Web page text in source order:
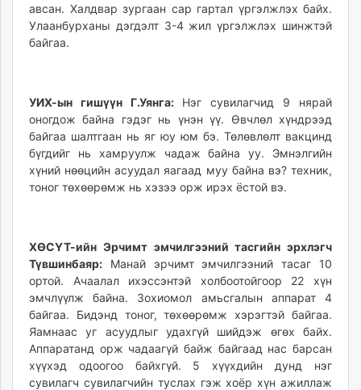
авсан. Халдвар зургаан сар гартал үргэлжлэх байх.
Улаанбурханы дэгдэлт 3-4 жил үргэлжлэх шинжтэй
байгаа.
УИХ-ын гишүүн Г.Уянга: Нэг сувилагчид 9 нярай
оногдож байна гэдэг нь үнэн үү. Өвчлөл хүндрээд
байгаа шалтгаан нь яг юу юм бэ. Төлөвлөлт вакцинд
бүгдийг нь хамруулж чадаж байна уу. Эмнэлгийн
хүний нөөцийн асуудал яагаад муу байна вэ? техник,
тоног төхөөрөмж нь хэзээ орж ирэх ёстой вэ.
ХӨСҮТ-ийн Эрчимт эмчилгээний тасгийн эрхлэгч
Түвшинбаяр: Манай эрчимт эмчилгээний тасаг 10
ортой. Ачаалал ихэссэнтэй холбоотойгоор 22 хүн
эмчлүүлж байна. Зохиомол амьсгалын аппарат 4
байгаа. Бидэнд тоног, төхөөрөмж хэрэгтэй байгаа.
Яамнаас уг асуудлыг удахгүй шийдэж өгөх байх.
Аппаратанд орж чадаагүй байж байгаад нас барсан
хүүхэд одоогоо байхгүй. 5 хүүхдийн дунд нэг
сувилагч сувилагчийн туслах гэж хоёр хүн ажиллаж